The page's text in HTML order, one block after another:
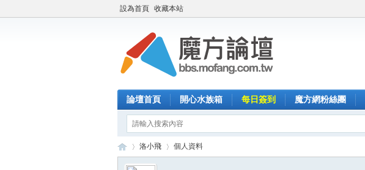
設為首頁 收藏本站
論壇首頁 開心水族箱 每日簽到 魔方網粉絲團
洛小飛 個人資料